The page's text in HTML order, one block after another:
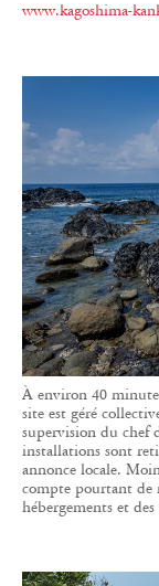
www.kagoshima-
À environ 40
site est géré
supervision du chef
installations sont
annonce locale.
compte pourtant de
hébergements et